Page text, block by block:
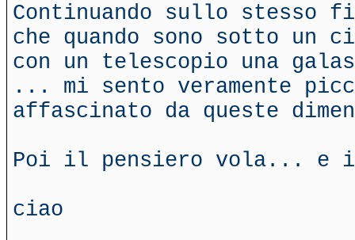
Continuando sullo stesso
che quando sono sotto un
con un telescopio una
... mi sento veramente
affascinato da queste
Poi il pensiero vola... e
ciao